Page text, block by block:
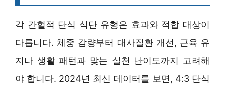
각 간헐적 단식 식단 유형은 효과와 적합 대상이
다릅니다. 체중 감량부터 대사질환 개선, 근육 유
지나 생활 패턴과 맞는 실천 난이도까지 고려해
야 합니다. 2024년 최신 데이터를 보면, 4:3 단식